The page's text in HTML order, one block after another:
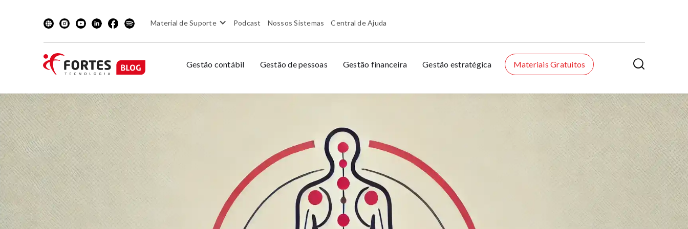
Material de Suporte Podcast Nossos Sistemas Central de Ajuda
Gestão contábil Gestão de pessoas Gestão financeira Gestão estratégica Materiais Gratuitos 